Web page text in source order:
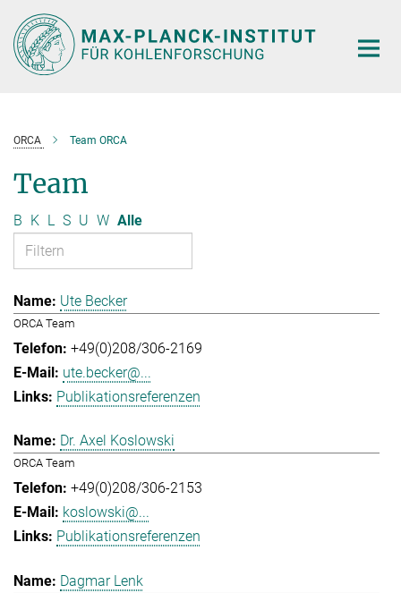
Hauptinhalt
ORCA Team ORCA
Team
B K L S U W Alle
Ute Becker
ORCA Team
+49(0)208/306-2169
ute.becker@...
Publikationsreferenzen
Dr. Axel Koslowski
ORCA Team
+49(0)208/306-2153
koslowski@...
Publikationsreferenzen
Dagmar Lenk